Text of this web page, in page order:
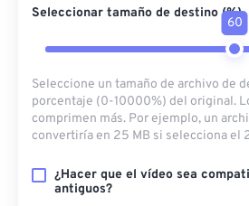
Seleccionar tamaño de destino (%)
60
Seleccione un tamaño de archivo de
porcentaje (0-10000%) del original.
comprimen más. Por ejemplo, un
convertiría en 25 MB si selecciona el
¿Hacer que el vídeo sea
antiguos?